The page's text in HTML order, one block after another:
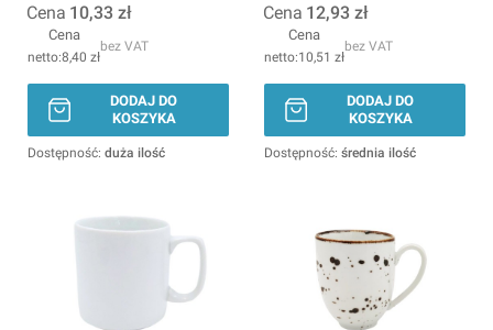
Cena 10,33 zł
Cena
8,40 zł
bez VAT
DODAJ DO
KOSZYKA
Dostępność: duża ilość
Cena 12,93 zł
Cena
10,51 zł
bez VAT
DODAJ DO
KOSZYKA
Dostępność: średnia ilość